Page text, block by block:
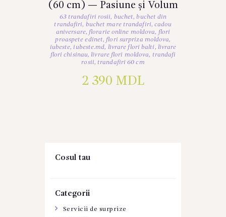
(60 cm) — Pasiune și Volum
63 trandafiri rosii, buchet,buchet din
trandafiri, buchet mare trandafiri,cadou
aniversare, florarie online moldova, flori
proaspete edinet, flori surpriza moldova,
iubeste, iubeste.md, livrare flori balti, livrare
flori chisinau,livrare flori moldova, trandafi
rosii, trandafiri 60 cm
2 390 MDL
Cosul tau
Categorii
Servicii de surprize